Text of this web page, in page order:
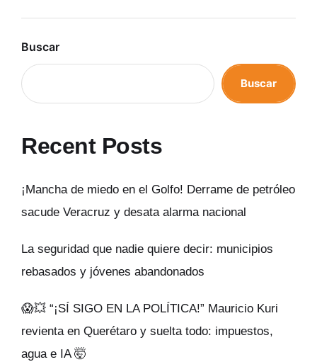
Buscar
Buscar
Recent Posts
¡Mancha de miedo en el Golfo! Derrame de petróleo
sacude Veracruz y desata alarma nacional
La seguridad que nadie quiere decir: municipios
rebasados y jóvenes abandonados
😱💥 “¡SÍ SIGO EN LA POLÍTICA!” Mauricio Kuri
revienta en Querétaro y suelta todo: impuestos,
agua e IA 🤯